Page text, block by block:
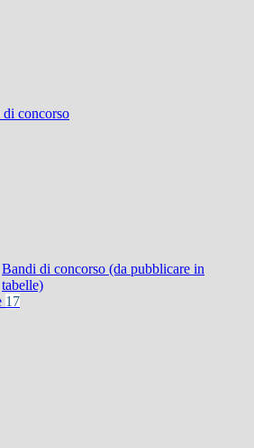
concorso
Bandi di concorso (da pubblicare in
tabelle)
17